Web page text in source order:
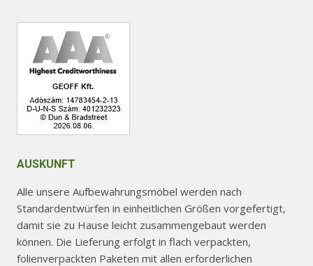
Produktseite
gewählt
werden
AUSKUNFT
Alle unsere Aufbewahrungsmöbel werden nach
Standardentwürfen in einheitlichen Größen vorgefertigt,
damit sie zu Hause leicht zusammengebaut werden
können. Die Lieferung erfolgt in flach verpackten,
folienverpackten Paketen mit allen erforderlichen